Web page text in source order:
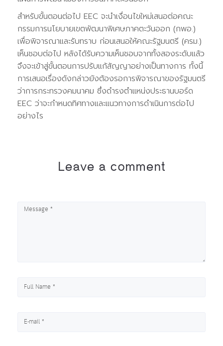
สำหรับขั้นตอนต่อไป EEC จะนำเงื่อนไขใหม่เสนอต่อคณะ
กรรมการนโยบายเขตพัฒนาพิเศษภาคตะวันออก (กพอ.)
เพื่อพิจารณาและรับทราบ ก่อนเสนอให้คณะรัฐมนตรี (ครม.)
เห็นชอบต่อไป หลังได้รับความเห็นชอบจากทั้งสองระดับแล้ว
จึงจะเข้าสู่ขั้นตอนการปรับแก้สัญญาอย่างเป็นทางการ ทั้งนี้
การเสนอเรื่องดังกล่าวยังต้องรอการพิจารณาของรัฐมนตรี
ว่าการกระทรวงคมนาคม ซึ่งดำรงตำแหน่งประธานบอร์ด
EEC ว่าจะกำหนดทิศทางและแนวทางการดำเนินการต่อไป
อย่างไร
Leave a comment